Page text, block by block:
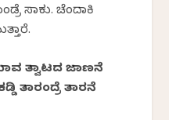
ಸಾಕು. ಚೆಂದಾಕಿ
ತ್ವಾಟದ ಜಾಣನೆ
ತಾರಂದ್ರೆ ತಾರನೆ